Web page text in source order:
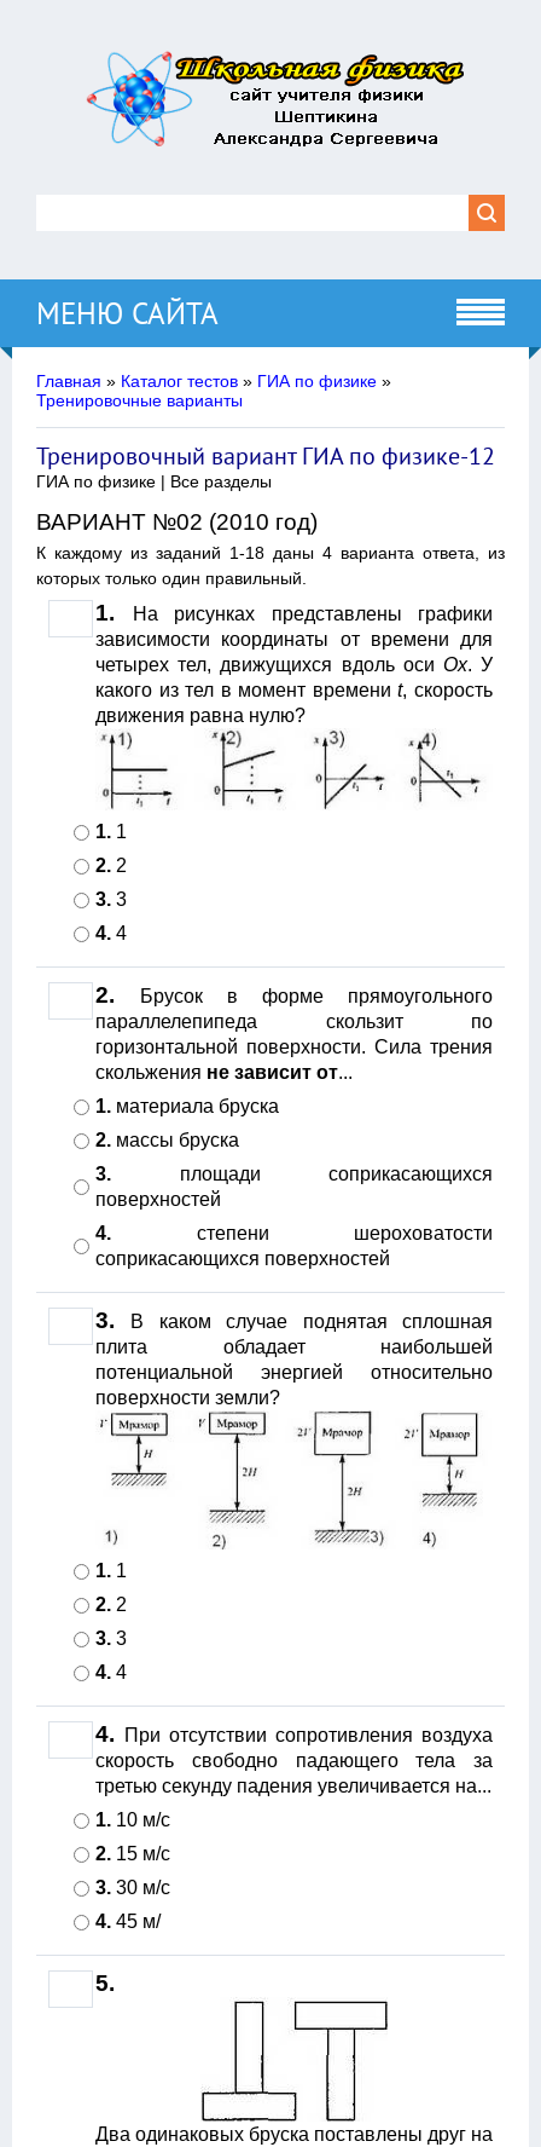
МЕНЮ САЙТА
Главная » Каталог тестов » ГИА по физике »
Тренировочные варианты
Тренировочный вариант ГИА по физике-12
ГИА по физике | Все разделы
ВАРИАНТ №02 (2010 год)
К каждому из заданий 1-18 даны 4 варианта ответа, из
которых только один правильный.
1.
На рисунках представлены графики
зависимости координаты от времени для
четырех тел, движущихся вдоль оси Ох. У
какого из тел в момент времениt, скорость
движения равна нулю?
1. 1
2. 2
3. 3
4. 4
2.
Брусок в форме прямоугольного
параллелепипеда скользит по
горизонтальной поверхности. Сила трения
скольжения не зависит от...
1. материала бруска
2. массы бруска
3. площади соприкасающихся
поверхностей
4. степени шероховатости
соприкасающихся поверхностей
3.
В каком случае поднятая сплошная
плита обладает наибольшей
потенциальной энергией относительно
поверхности земли?
1. 1
2. 2
3. 3
4. 4
4.
При отсутствии сопротивления воздуха
скорость свободно падающего тела за
третью секунду падения увеличивается на...
1. 10 м/с
2. 15 м/с
3. 30 м/с
4. 45 м/
5.
Два одинаковых бруска поставлены друг на